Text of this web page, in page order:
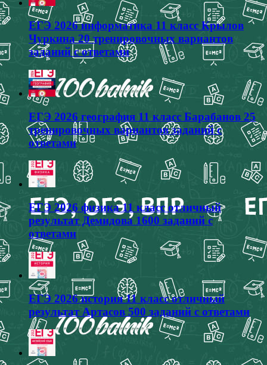
ЕГЭ 2026 информатика 11 класс Крылов
Чуркина 20 тренировочных вариантов
заданий с ответами
ЕГЭ 2026 география 11 класс Барабанов 25
тренировочных вариантов заданий с
ответами
ЕГЭ 2026 физика 11 класс отличный
результат Демидова 1600 заданий с
ответами
ЕГЭ 2026 история 11 класс отличный
результат Артасов 500 заданий с ответами